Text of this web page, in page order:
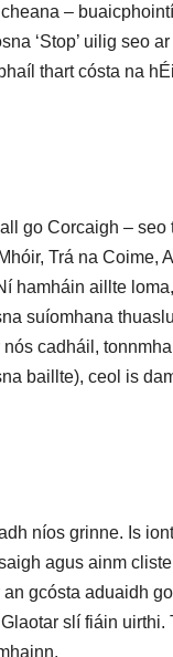
–
‘Stop’ uilig seo ar
thart cósta na
go Corcaigh – seo
Trá na Coime,
hamháin aillte
suíomhana
cadháil,
baillte), ceol is
níos grinne. Is
agus ainm
gcósta aduaidh go
slí fiáin uirthi.